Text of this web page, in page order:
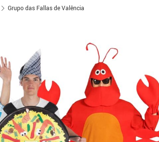
Grupo das Fallas de Valência